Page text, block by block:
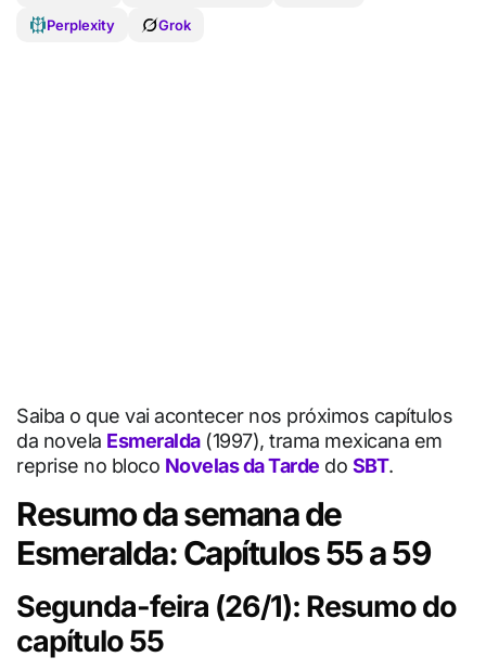
Perplexity
Grok
Saiba o que vai acontecer nos próximos capítulos
da novela Esmeralda(1997), trama mexicana em
reprise no bloco Novelas da Tarde do SBT.
Resumo da semana de
Esmeralda: Capítulos 55 a 59
Segunda-feira (26/1): Resumo do
capítulo 55